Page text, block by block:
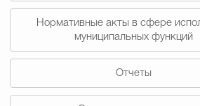
Государственные организации
Нормативные акты в сфере
муниципальных функций
Отчеты